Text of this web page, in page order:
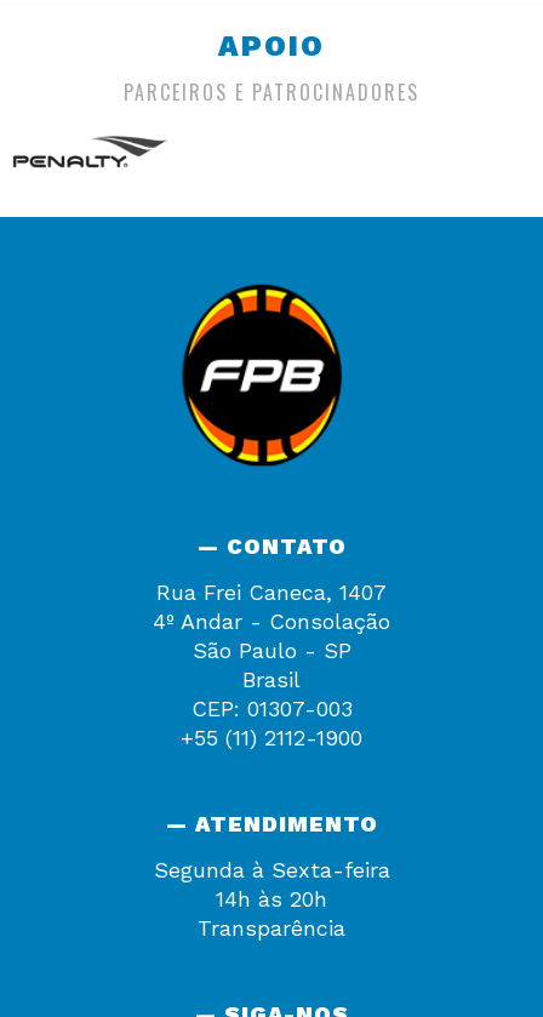
APOIO
PARCEIROS E PATROCINADORES
— CONTATO
Rua Frei Caneca, 1407
4º Andar - Consolação
São Paulo - SP
Brasil
CEP: 01307-003
+55 (11) 2112-1900
— ATENDIMENTO
Segunda à Sexta-feira
14h às 20h
Transparência